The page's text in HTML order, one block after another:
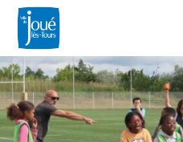
Aller
au
contenu
principal